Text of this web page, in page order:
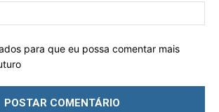
para que eu possa comentar mais